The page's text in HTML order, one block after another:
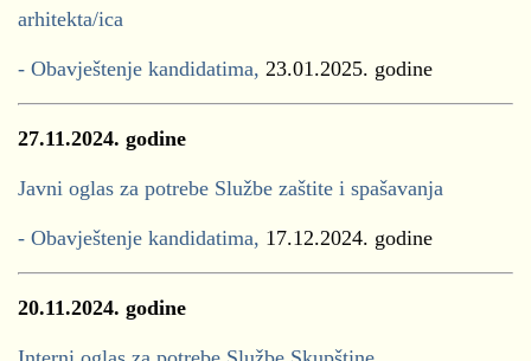
arhitekta/ica
- Obavještenje kandidatima, 23.01.2025. godine
27.11.2024. godine
Javni oglas za potrebe Službe zaštite i spašavanja
- Obavještenje kandidatima, 17.12.2024. godine
20.11.2024. godine